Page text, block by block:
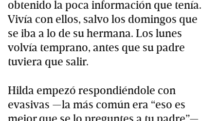
obtenido la poca información que tenía.
Vivía con ellos, salvo los domingos que
se iba a lo de su hermana. Los lunes
volvía temprano, antes que su padre
tuviera que salir.
Hilda empezó respondiéndole con
evasivas ­—la más común era “eso es